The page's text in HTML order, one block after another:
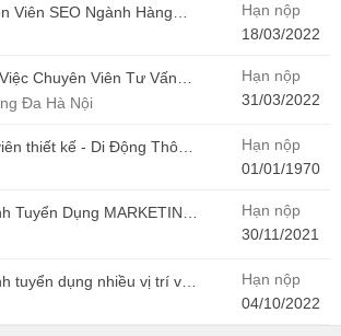
Viên SEO Ngành Hàng
Hạn nộp
18/03/2022
Chuyên Viên Tư Vấn
Minh
Đa Hà Nội
Hạn nộp
31/03/2022
thiết kế - Di Động Thông
Hạn nộp
01/01/1970
Tuyển Dụng MARKETING
Hạn nộp
30/11/2021
tuyển dụng nhiều vị trí với
Hạn nộp
04/10/2022